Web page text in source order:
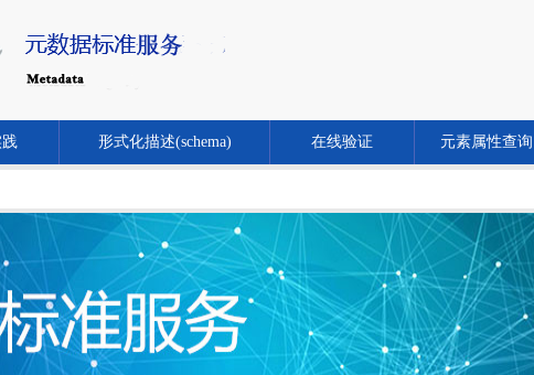
形式化描述(schema) 在线验证 元素属性查询